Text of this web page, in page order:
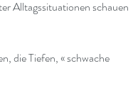
Alltagssituationen schauen
die Tiefen, « schwache